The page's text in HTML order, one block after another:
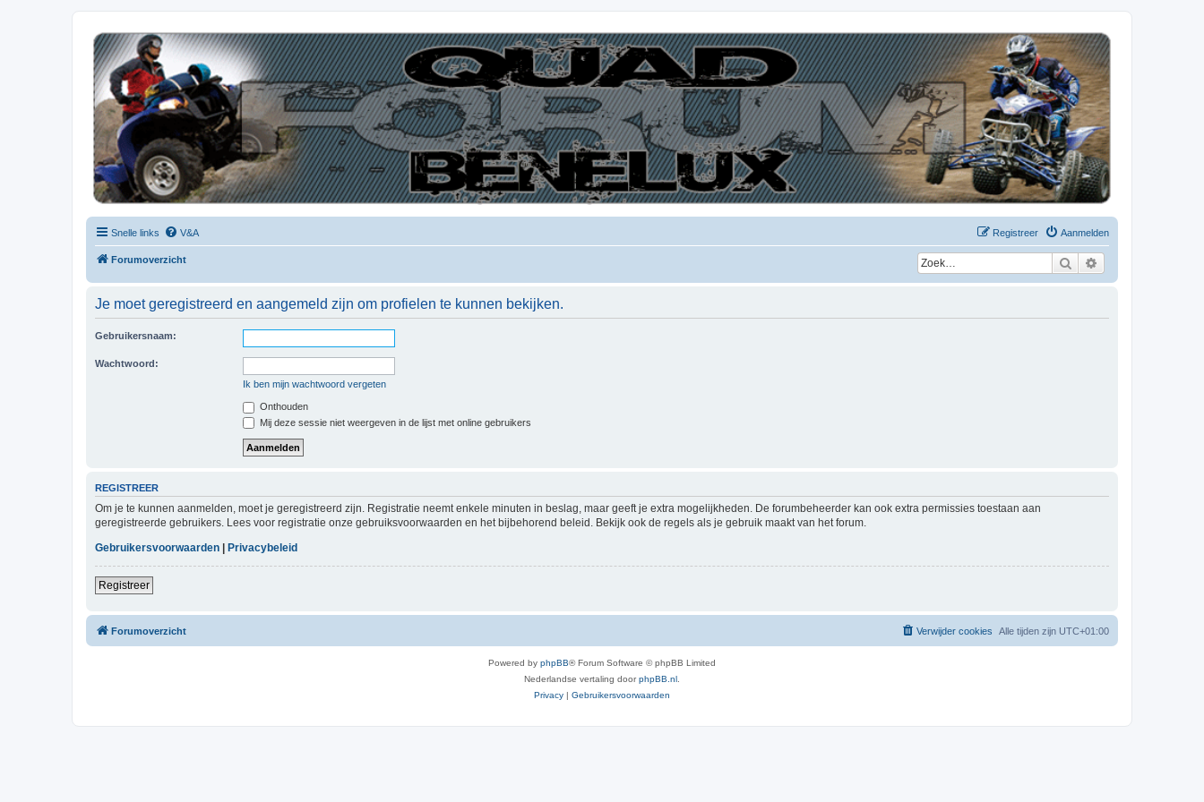
| QFB |
Hét quadforum van de Benelux
Snelle links V&A Aanmelden
Registreer
Forumoverzicht Zoek
Je moet geregistreerd en aangemeld zijn om profielen te kunnen bekijken.
Gebruikersnaam:
Wachtwoord:
Ik ben mijn wachtwoord vergeten
Onthouden
Mij deze sessie niet weergeven in de lijst met online gebruikers
REGISTREER
Om je te kunnen aanmelden, moet je geregistreerd zijn. Registratie neemt enkele minuten in beslag, maar geeft je extra mogelijkheden. De forumbeheerder kan ook extra permissies toestaan aan
geregistreerde gebruikers. Lees voor registratie onze gebruiksvoorwaarden en het bijbehorend beleid. Bekijk ook de regels als je gebruik maakt van het forum.
Gebruikersvoorwaarden | Privacybeleid
Registreer
Forumoverzicht Alle tijden zijn UTC+01:00
Verwijder cookies
Powered by phpBB® Forum Software © phpBB Limited
Nederlandse vertaling doorphpBB.nl
Privacy | Gebruikersvoorwaarden